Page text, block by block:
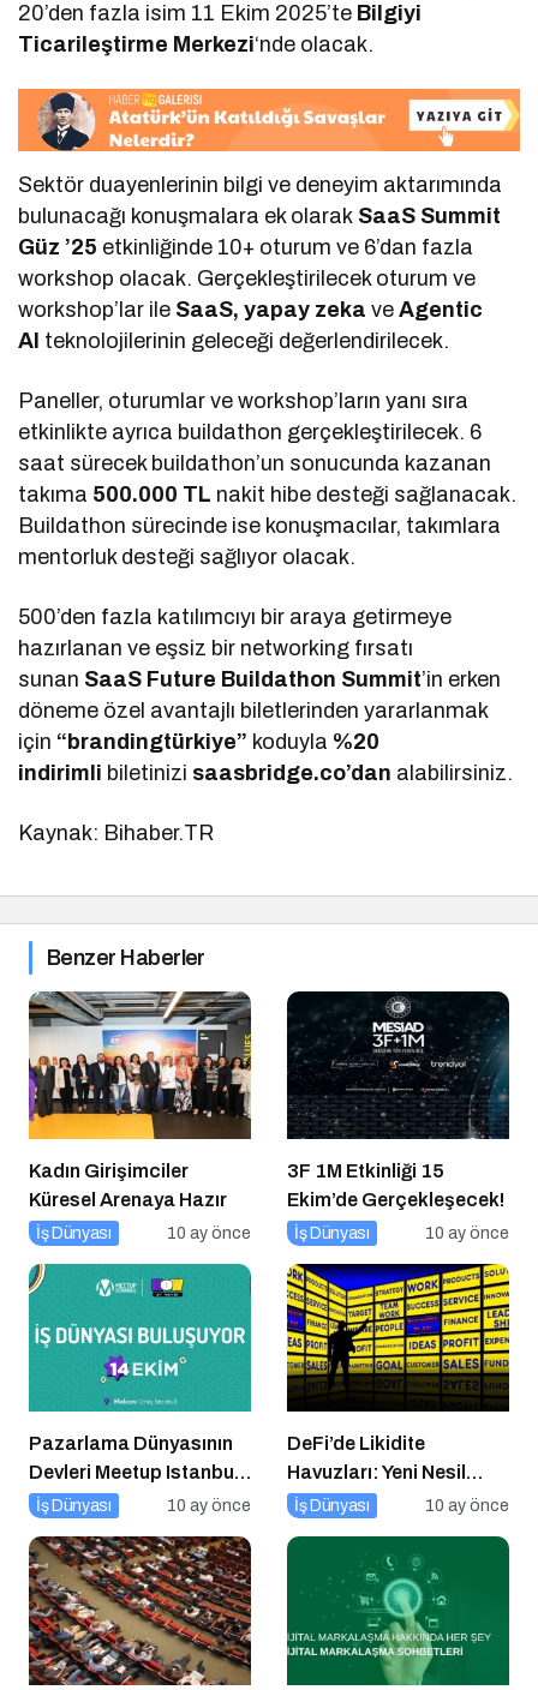
20’den fazla isim 11 Ekim 2025’te Bilgiyi
Ticarileştirme Merkezi‘nde olacak.
Sektör duayenlerinin bilgi ve deneyim aktarımında
bulunacağı konuşmalara ek olarak SaaS Summit
Güz ’25 etkinliğinde 10+ oturum ve 6’dan fazla
workshop olacak. Gerçekleştirilecek oturum ve
workshop’lar ile SaaS, yapay zekaveAgentic
AI teknolojilerinin geleceği değerlendirilecek.
Paneller, oturumlar ve workshop’ların yanı sıra
etkinlikte ayrıca buildathon gerçekleştirilecek. 6
saat sürecek buildathon’un sonucunda kazanan
takıma 500.000 TL nakit hibe desteği sağlanacak.
Buildathon sürecinde ise konuşmacılar, takımlara
mentorluk desteği sağlıyor olacak.
500’den fazla katılımcıyı bir araya getirmeye
hazırlanan ve eşsiz bir networking fırsatı
sunan SaaS Future Buildathon Summit’in erken
döneme özel avantajlı biletlerinden yararlanmak
için “brandingtürkiye” koduyla %20
indirimli biletinizi saasbridge.co’dan alabilirsiniz.
Kaynak: Bihaber.TR
Benzer Haberler
Kadın Girişimciler
Küresel Arenaya Hazır
İş Dünyası 10 ay önce
3F 1M Etkinliği 15
Ekim’de Gerçekleşecek!
İş Dünyası 10 ay önce
Pazarlama Dünyasının
Devleri Meetup Istanbul
2025’te Buluşuyor
İş Dünyası 10 ay önce
DeFi’de Likidite
Havuzları: Yeni Nesil
Finansın Kalbi
İş Dünyası 10 ay önce